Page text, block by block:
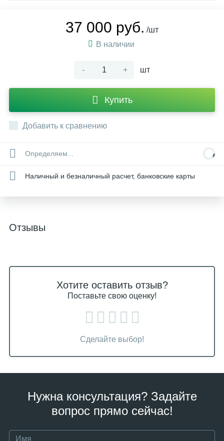
37 000 руб. /шт
В наличии
- + шт
Купить
Добавить к сравнению
Определяем...
Наличный и безналичный расчет, банковские карты
Отзывы
Хотите оставить отзыв?
Поставьте свою оценку!
Сделайте выбор!
Нужна консультация? Задайте
вопрос прямо сейчас!